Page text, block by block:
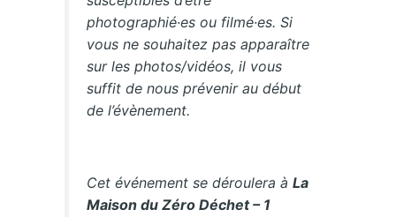
photographié·es ou filmé·es. Si
vous ne souhaitez pas apparaître
sur les photos/vidéos, il vous
suffit de nous prévenir au début
de l’évènement.
Cet événement se déroulera àLa
Maison du Zéro Déchet – 1